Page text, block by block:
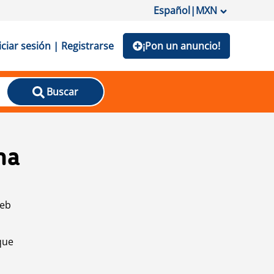
Español|MXN
sesión | Registrarse ¡Pon un anuncio!
Buscar